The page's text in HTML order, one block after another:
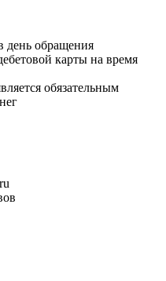
день обращения
карты на время
обязательным